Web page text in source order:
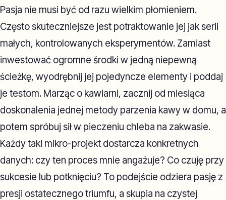
Pasja nie musi być od razu wielkim płomieniem.
Często skuteczniejsze jest potraktowanie jej jak serii
małych, kontrolowanych eksperymentów. Zamiast
inwestować ogromne środki w jedną niepewną
ścieżkę, wyodrębnij jej pojedyncze elementy i poddaj
je testom. Marząc o kawiarni, zacznij od miesiąca
doskonalenia jednej metody parzenia kawy w domu, a
potem spróbuj sił w pieczeniu chleba na zakwasie.
Każdy taki mikro-projekt dostarcza konkretnych
danych: czy ten proces mnie angażuje? Co czuję przy
sukcesie lub potknięciu? To podejście odziera pasję z
presji ostatecznego triumfu, a skupia na czystej